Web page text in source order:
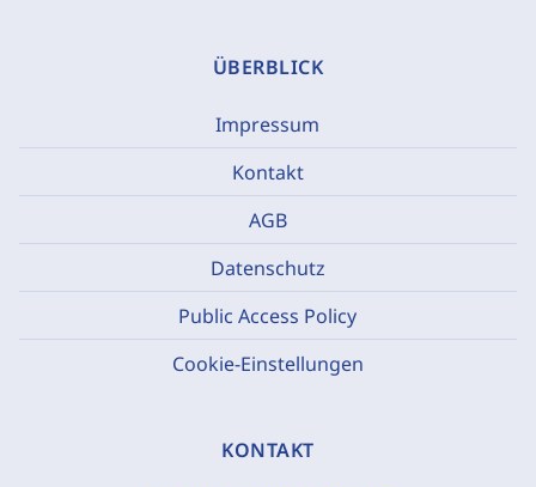
ÜBERBLICK
Impressum
Kontakt
AGB
Datenschutz
Public Access Policy
Cookie-Einstellungen
KONTAKT